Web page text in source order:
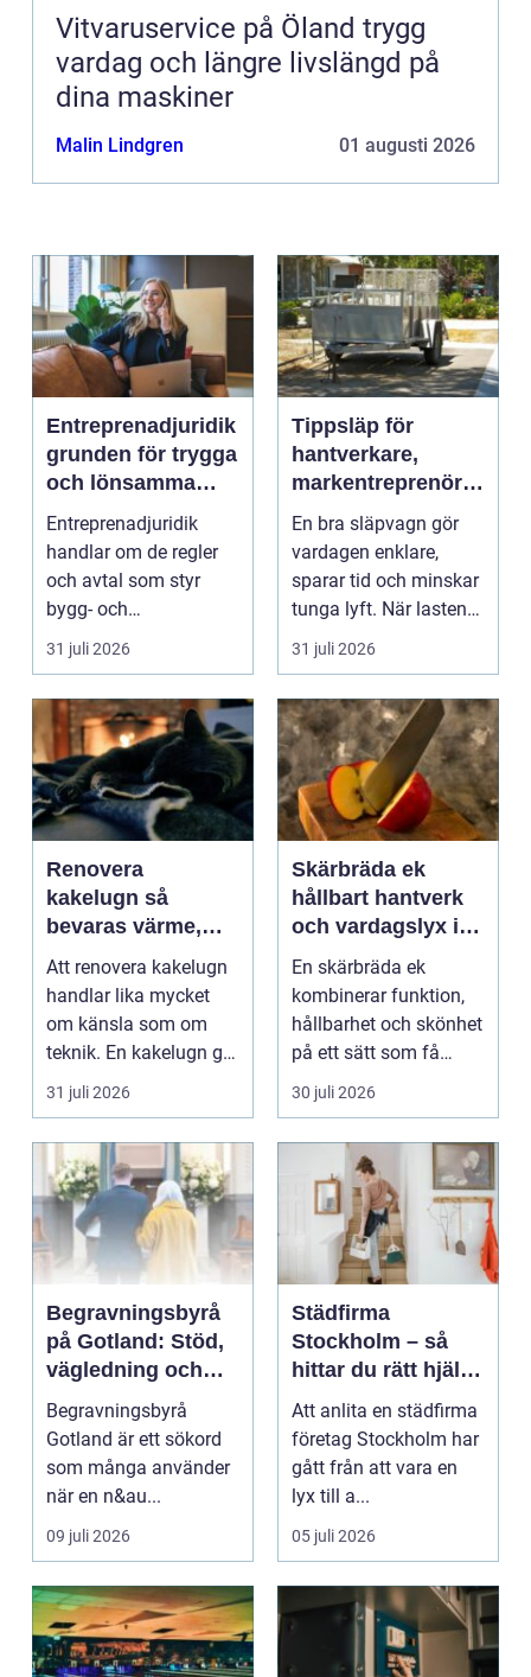
Vitvaruservice på Öland trygg
vardag och längre livslängd på
dina maskiner
Malin Lindgren 01 augusti 2026
Entreprenadjuridik
grunden för trygga
och lönsamma
byggprojekt
Entreprenadjuridik
handlar om de regler
och avtal som styr
bygg- och
anläggningsprojekt.
När ansvar,...
31 juli 2026
Tippsläp för
hantverkare,
markentreprenörer
och lantbruk en
praktisk guide
En bra släpvagn gör
vardagen enklare,
sparar tid och minskar
tunga lyft. När lasten
är bulkig, smuts...
31 juli 2026
Renovera
kakelugn så
bevaras värme,
historia och
trygghet
Att renovera kakelugn
handlar lika mycket
om känsla som om
teknik. En kakelugn ger
stilla värme, däm...
31 juli 2026
Skärbräda ek
hållbart hantverk
och vardagslyx i
köket
En skärbräda ek
kombinerar funktion,
hållbarhet och skönhet
på ett sätt som få
andra köksredskap
gör...
30 juli 2026
Begravningsbyrå
på Gotland: Stöd,
vägledning och
trygga val
Begravningsbyrå
Gotland är ett sökord
som många använder
när en n&au...
09 juli 2026
Städfirma
Stockholm – så
hittar du rätt hjälp
för hem och
företag
Att anlita en städfirma
företag Stockholm har
gått från att vara en
lyx till a...
05 juli 2026